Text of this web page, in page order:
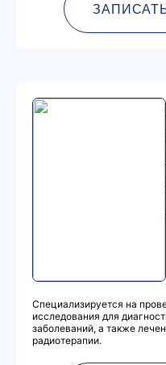
Специализируется на
исследования для
заболеваний, а также
радиотерапии.